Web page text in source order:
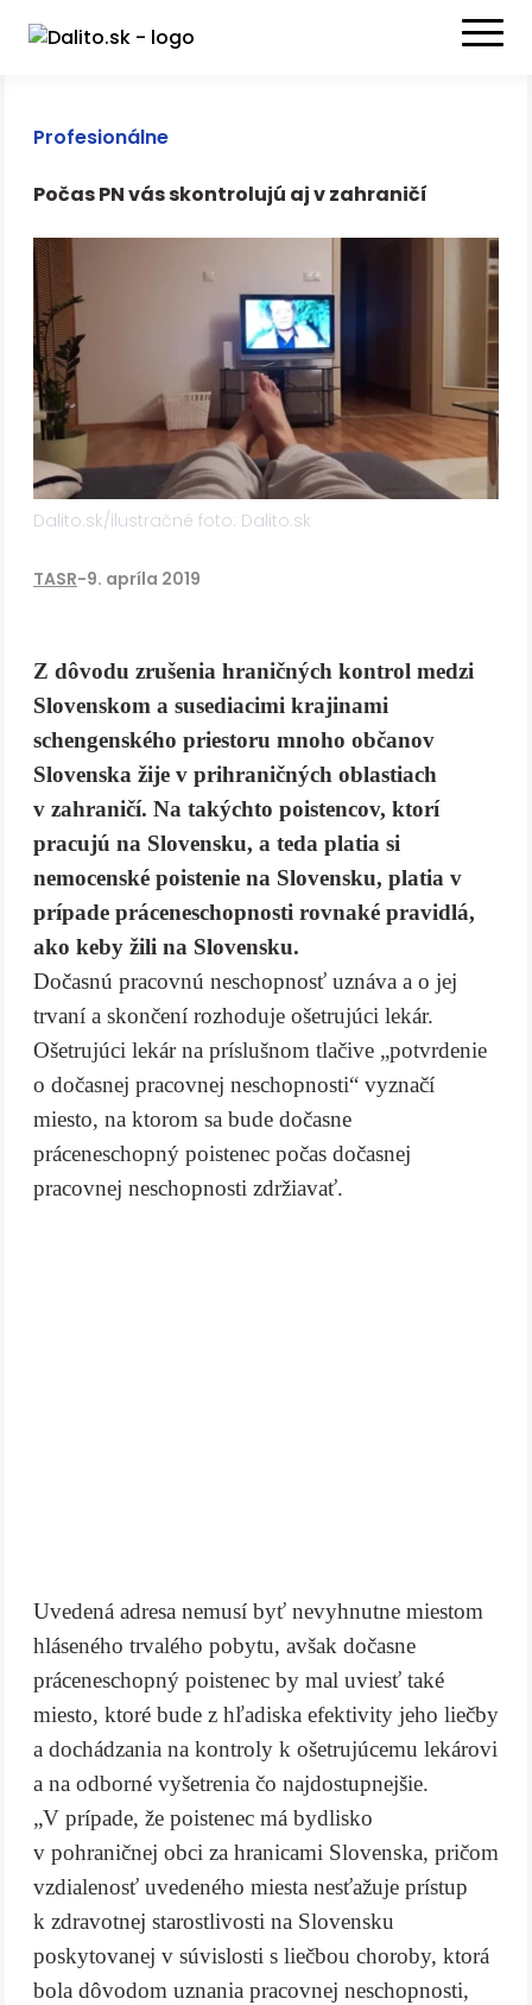
Profesionálne
Počas PN vás skontrolujú aj v zahraničí
Dalito.sk/ilustračné foto: Dalito.sk
TASR-9. apríla 2019
Z dôvodu zrušenia hraničných kontrol medzi
Slovenskom a susediacimi krajinami
schengenského priestoru mnoho občanov
Slovenska žije v prihraničných oblastiach
v zahraničí. Na takýchto poistencov, ktorí
pracujú na Slovensku, a teda platia si
nemocenské poistenie na Slovensku, platia v
prípade práceneschopnosti rovnaké pravidlá,
ako keby žili na Slovensku.
Dočasnú pracovnú neschopnosť uznáva a o jej
trvaní a skončení rozhoduje ošetrujúci lekár.
Ošetrujúci lekár na príslušnom tlačive „potvrdenie
o dočasnej pracovnej neschopnosti“ vyznačí
miesto, na ktorom sa bude dočasne
práceneschopný poistenec počas dočasnej
pracovnej neschopnosti zdržiavať.
Uvedená adresa nemusí byť nevyhnutne miestom
hláseného trvalého pobytu, avšak dočasne
práceneschopný poistenec by mal uviesť také
miesto, ktoré bude z hľadiska efektivity jeho liečby
a dochádzania na kontroly k ošetrujúcemu lekárovi
a na odborné vyšetrenia čo najdostupnejšie.
„V prípade, že poistenec má bydlisko
v pohraničnej obci za hranicami Slovenska, pričom
vzdialenosť uvedeného miesta nesťažuje prístup
k zdravotnej starostlivosti na Slovensku
poskytovanej v súvislosti s liečbou choroby, ktorá
bola dôvodom uznania pracovnej neschopnosti,